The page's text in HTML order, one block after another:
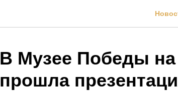
В Музее Победы
прошла